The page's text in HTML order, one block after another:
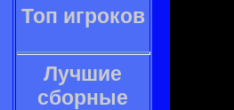
Топ игроков
Лучшие
сборные